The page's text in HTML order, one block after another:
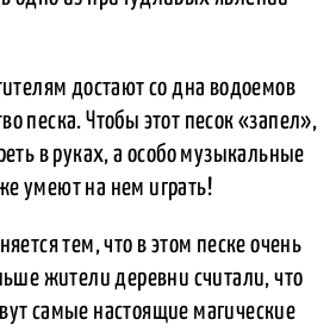
достают со дна водоемов
песка. Чтобы этот песок «запел»,
в руках, а особо музыкальные
умеют на нем играть!
тем, что в этом песке очень
жители деревни считали, что
самые настоящие магические